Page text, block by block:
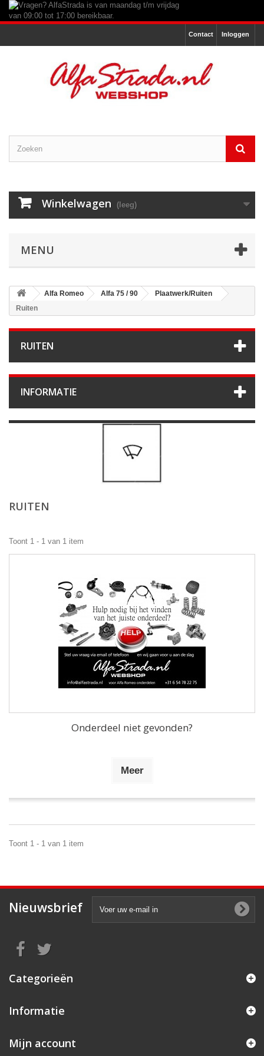
Inloggen
Contact
Winkelwagen (leeg)
MENU
Alfa Romeo Alfa 75 / 90
Plaatwerk/Ruiten
Ruiten
RUITEN
INFORMATIE
RUITEN
Toont 1 - 1 van 1 item
Onderdeel niet gevonden?
Meer
Toont 1 - 1 van 1 item
Nieuwsbrief
Categorieën
Informatie
Mijn account